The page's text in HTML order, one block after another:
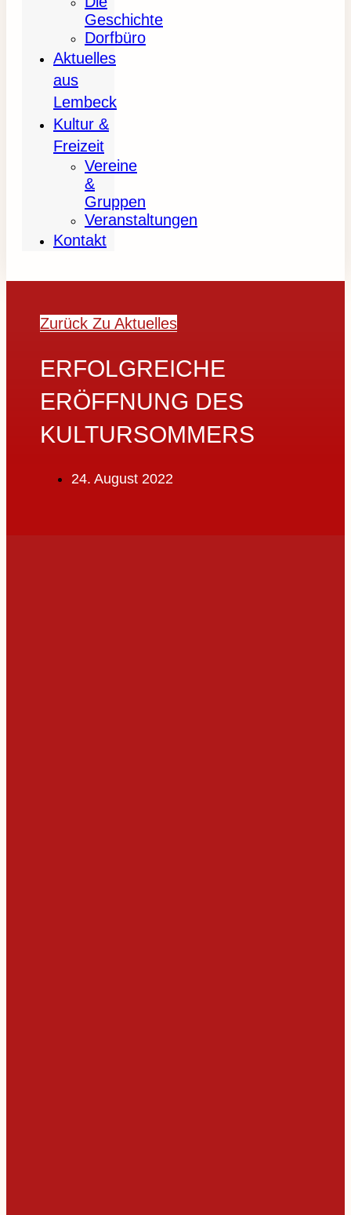
Geschichte
Dorfbüro
Aktuelles
aus
Lembeck
Kultur &
Freizeit
Vereine
&
Gruppen
Veranstaltungen
Kontakt
Zurück Zu Aktuelles
ERFOLGREICHE
ERÖFFNUNG DES
KULTURSOMMERS
24. August 2022